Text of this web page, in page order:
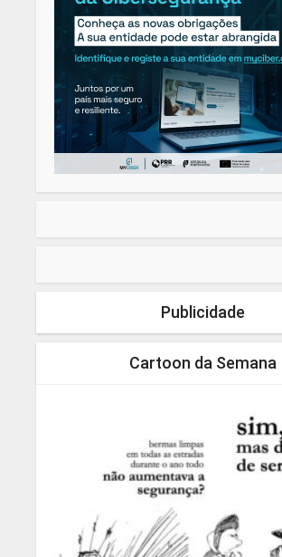
Publicidade
Cartoon da Semana